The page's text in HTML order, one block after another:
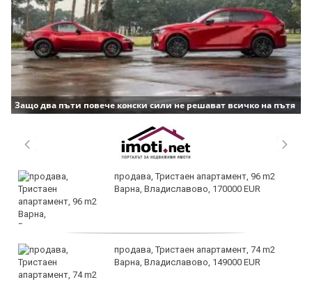
Защо два пъти повече конски сили не решават всичко на пътя
продава, Тристаен апартамент, 96 m2
Варна, Владиславово, 170000 EUR
продава, Тристаен апартамент, 74 m2
Варна, Владиславово, 149000 EUR